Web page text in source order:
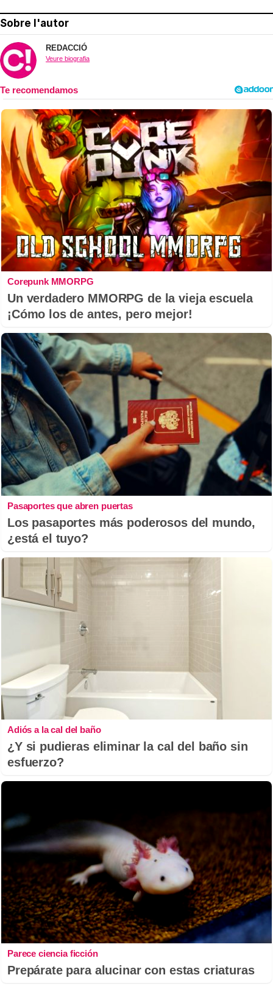
Sobre l'autor
REDACCIÓ
Veure biografia
Corepunk MMORPG
Un verdadero MMORPG de la vieja escuela
¡Cómo los de antes, pero mejor!
Pasaportes que abren puertas
Los pasaportes más poderosos del mundo,
¿está el tuyo?
Adiós a la cal del baño
¿Y si pudieras eliminar la cal del baño sin
esfuerzo?
Parece ciencia ficción
Prepárate para alucinar con estas criaturas